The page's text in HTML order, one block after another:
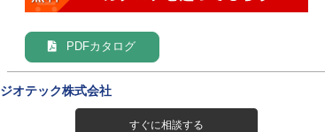
PDFカタログ
ジオテック株式会社
すぐに相談する